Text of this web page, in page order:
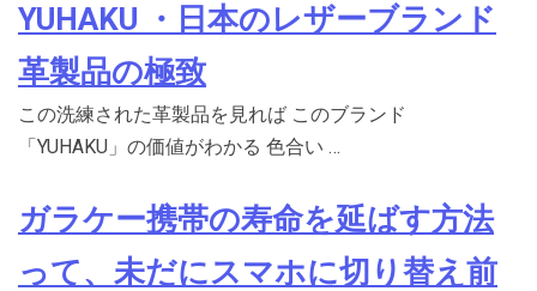
YUHAKU ・日本のレザーブランド
革製品の極致
この洗練された革製品を見れば このブランド
「YUHAKU」の価値がわかる 色合い …
ガラケー携帯の寿命を延ばす方法
って、未だにスマホに切り替え前